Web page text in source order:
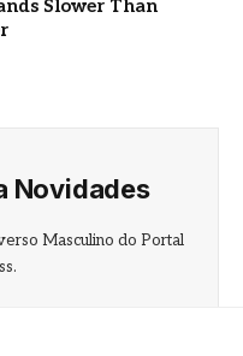
Slower Than
Novidades
Masculino do Portal